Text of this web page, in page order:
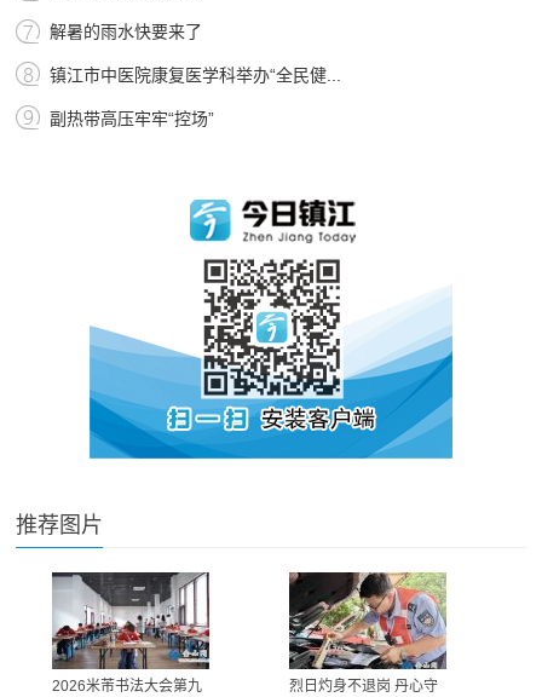
解暑的雨水快要来了
镇江市中医院康复医学科举办“全民健...
副热带高压牢牢“控场”
推荐图片
2026米芾书法大会第九
烈日灼身不退岗 丹心守